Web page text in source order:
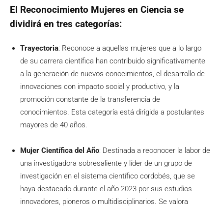
El Reconocimiento Mujeres en Ciencia se
dividirá en tres categorías:
Trayectoria: Reconoce a aquellas mujeres que a lo largo
de su carrera científica han contribuido significativamente
a la generación de nuevos conocimientos, el desarrollo de
innovaciones con impacto social y productivo, y la
promoción constante de la transferencia de
conocimientos. Esta categoría está dirigida a postulantes
mayores de 40 años.
Mujer Científica del Año: Destinada a reconocer la labor de
una investigadora sobresaliente y líder de un grupo de
investigación en el sistema científico cordobés, que se
haya destacado durante el año 2023 por sus estudios
innovadores, pioneros o multidisciplinarios. Se valora